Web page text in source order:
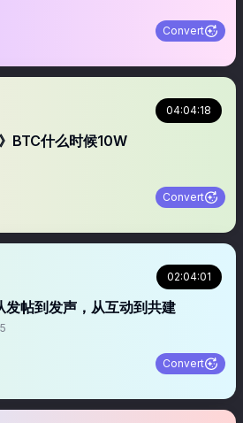
Convert
04:04:18
BTC什么时候10W
Convert
02:04:01
发帖到发声，从互动到共建
Convert